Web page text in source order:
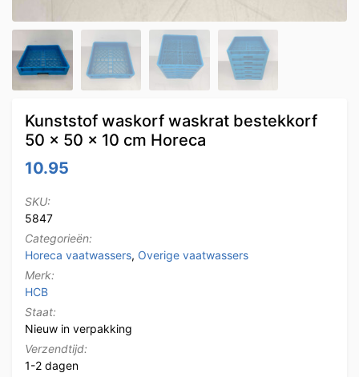
Kunststof waskorf waskrat bestekkorf
50 x 50 x 10 cm Horeca
10.95
SKU:
5847
Categorieën:
Horeca vaatwassers, Overige vaatwassers
Merk:
HCB
Staat:
Nieuw in verpakking
Verzendtijd:
1-2 dagen